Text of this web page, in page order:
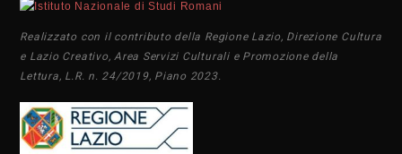
Realizzato con il contributo della Regione Lazio, Direzione Cultura
e Lazio Creativo, Area Servizi Culturali e Promozione della
Lettura, L.R. n. 24/2019, Piano 2023.